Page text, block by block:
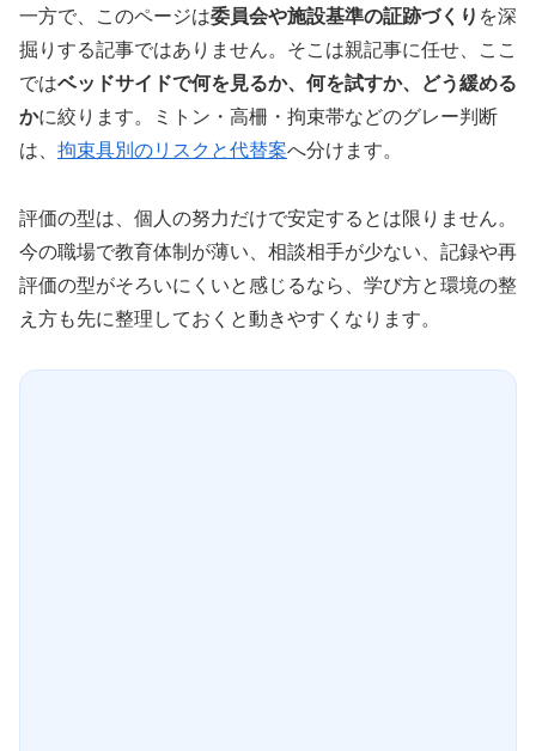
一方で、このページは委員会や施設基準の証跡づくり を深
掘りする記事ではありません。そこは親記事に任せ、ここ
ではベッドサイドで何を見るか、何を試すか、どう緩める
かに絞ります。ミトン・高柵・拘束帯などのグレー判断
は、 拘束具別のリスクと代替案へ分けます。
評価の型は、個人の努力だけで安定するとは限りません。
今の職場で教育体制が薄い、相談相手が少ない、記録や再
評価の型がそろいにくいと感じるなら、学び方と環境の整
え方も先に整理しておくと動きやすくなります。